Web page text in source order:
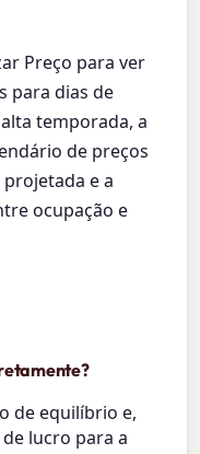
Preço para ver
para dias de
temporada, a
de preços
e a
ocupação e
de equilíbrio e,
lucro para a